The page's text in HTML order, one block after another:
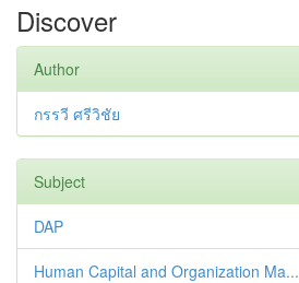
Discover
Author
กรรวี ศรีวิชัย
Subject
DAP
Human Capital and Organization Ma...